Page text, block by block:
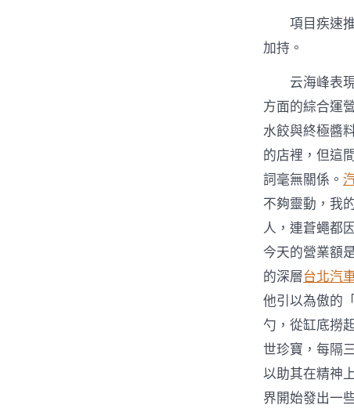
項目疾速
加持。
云海峰表
方面的綜合運
水餃與終極醬
的店裡，但這
詞毫無關係。
不夠靈動，我
人，連蒼蠅都
今天的營業額
的深層台北汽
他引以為傲的
勺，從缸底撈
世珍寶，每隔
以助其在精神
界開始發出一